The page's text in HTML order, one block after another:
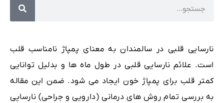
نارسایی قلبی در سالمندان به معنای پمپاژ نامناسب قلب
است. علائم نارسایی قلبی در طول ماه ها و بدلیل توانایی
کمتر قلب برای پمپاژ خون ایجاد می شود. ضمن این مقاله
به بررسی تمام روش های درمانی (دارویی و جراحی) نارسایی